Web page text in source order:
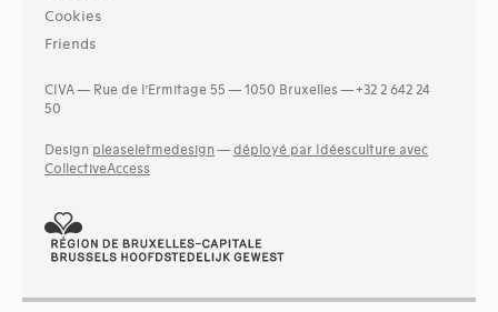
Cookies
Friends
CIVA — Rue de l’Ermitage 55 — 1050 Bruxelles — +32 2 642 24
50
Design pleaseletmedesign — déployé par Idéesculture avec
CollectiveAccess